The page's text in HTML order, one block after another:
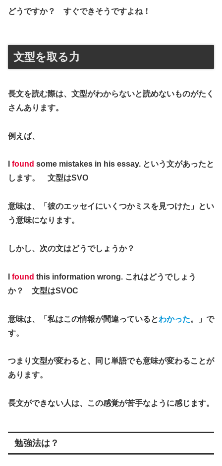
どうですか？ すぐできそうですよね！
文型を取る力
長文を読む際は、文型がわからないと読めないものがたく
さんあります。
例えば、
found some mistakes in his essay. という文があったと
します。 文型はSVO
意味は、「彼のエッセイにいくつかミスを見つけた」とい
う意味になります。
しかし、次の文はどうでしょうか？
found this information wrong. これはどうでしょう
か？ 文型はSVOC
意味は、「私はこの情報が間違っているとわかった。」で
す。
つまり文型が変わると、同じ単語でも意味が変わることが
あります。
長文ができない人は、この感覚が苦手なように感じます。
勉強法は？